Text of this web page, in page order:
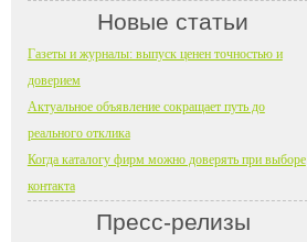
Новые статьи
Газеты и журналы: выпуск ценен точностью и
доверием
Актуальное объявление сокращает путь до
реального отклика
Когда каталогу фирм можно доверять при выборе
контакта
Пресс-релизы